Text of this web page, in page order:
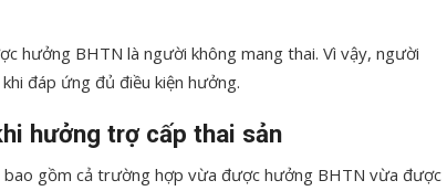
hưởng BHTN là người không mang thai. Vì vậy, người
đáp ứng đủ điều kiện hưởng.
hưởng trợ cấp thai sản
bao gồm cả trường hợp vừa được hưởng BHTN vừa được